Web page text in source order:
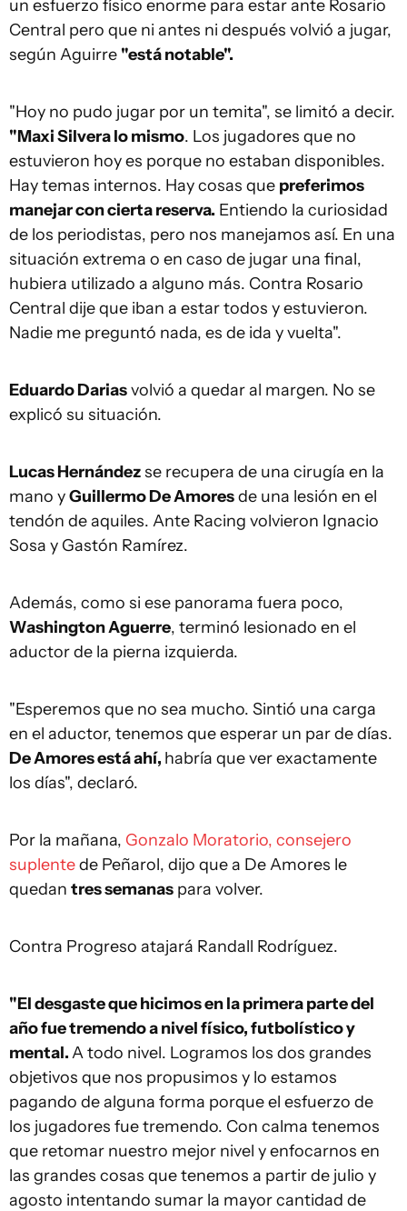
un esfuerzo físico enorme para estar ante Rosario
Central pero que ni antes ni después volvió a jugar,
según Aguirre "está notable".
"Hoy no pudo jugar por un temita", se limitó a decir.
"Maxi Silvera lo mismo. Los jugadores que no
estuvieron hoy es porque no estaban disponibles.
Hay temas internos. Hay cosas que preferimos
manejar con cierta reserva. Entiendo la curiosidad
de los periodistas, pero nos manejamos así. En una
situación extrema o en caso de jugar una final,
hubiera utilizado a alguno más. Contra Rosario
Central dije que iban a estar todos y estuvieron.
Nadie me preguntó nada, es de ida y vuelta".
Eduardo Dariasvolvió a quedar al margen. No se
explicó su situación.
Lucas Hernándezse recupera de una cirugía en la
mano yGuillermo De Amoresde una lesión en el
tendón de aquiles. Ante Racing volvieron Ignacio
Sosa y Gastón Ramírez.
Además, como si ese panorama fuera poco,
Washington Aguerre, terminó lesionado en el
aductor de la pierna izquierda.
"Esperemos que no sea mucho. Sintió una carga
en el aductor, tenemos que esperar un par de días.
De Amores está ahí, habría que ver exactamente
los días", declaró.
Por la mañana, Gonzalo Moratorio, consejero
suplentede Peñarol, dijo que a De Amores le
quedan tres semanas para volver.
Contra Progreso atajará Randall Rodríguez.
"El desgaste que hicimos en la primera parte del
año fue tremendo a nivel físico, futbolístico y
mental.A todo nivel. Logramos los dos grandes
objetivos que nos propusimos y lo estamos
pagando de alguna forma porque el esfuerzo de
los jugadores fue tremendo. Con calma tenemos
que retomar nuestro mejor nivel y enfocarnos en
las grandes cosas que tenemos a partir de julio y
agosto intentando sumar la mayor cantidad de